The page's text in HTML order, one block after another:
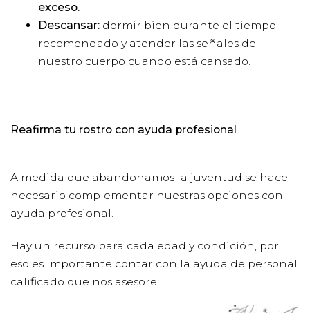
exceso.
Descansar: dormir bien durante el tiempo
recomendado y atender las señales de
nuestro cuerpo cuando está cansado.
Reafirma tu rostro con ayuda profesional
A medida que abandonamos la juventud se hace
necesario complementar nuestras opciones con
ayuda profesional.
Hay un recurso para cada edad y condición, por
eso es importante contar con la ayuda de personal
calificado que nos asesore.